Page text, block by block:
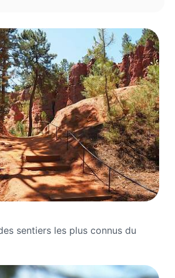
sentiers les plus connus du